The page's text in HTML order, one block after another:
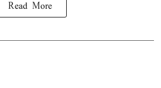
Read More